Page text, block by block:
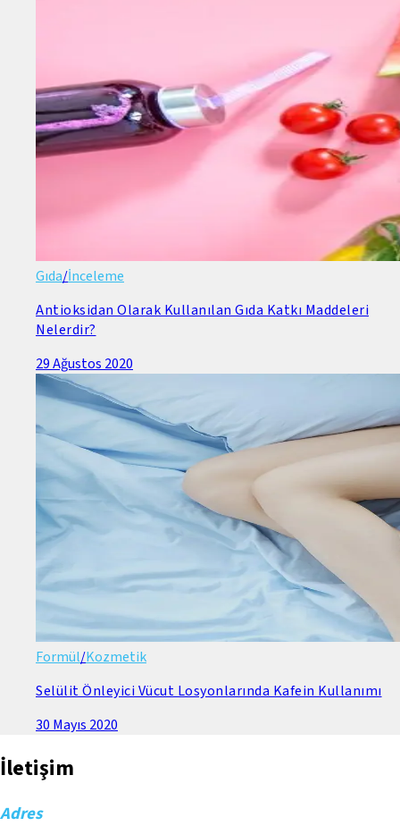
Gıda/İnceleme
Antioksidan Olarak Kullanılan Gıda Katkı Maddeleri
Nelerdir?
29 Ağustos 2020
Formül/Kozmetik
Selülit Önleyici Vücut Losyonlarında Kafein Kullanımı
30 Mayıs 2020
İletişim
Adres